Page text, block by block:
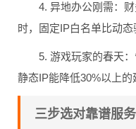
4. 异地办公刚需：
时，固定IP白名单比动
5. 游戏玩家的春天
静态IP能降低30%以上的
三步选对靠谱服